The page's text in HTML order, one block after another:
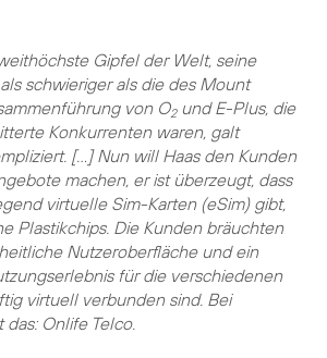
Gipfel der Welt, seine
schwieriger als die des Mount
von O2und E-Plus, die
Konkurrenten waren, galt
[…] Nun will Haas den Kunden
machen, er ist überzeugt, dass
virtuelle Sim-Karten (eSim) gibt,
Plastikchips. Die Kunden bräuchten
Nutzeroberfläche und ein
für die verschiedenen
virtuell verbunden sind. Bei
Onlife Telco.